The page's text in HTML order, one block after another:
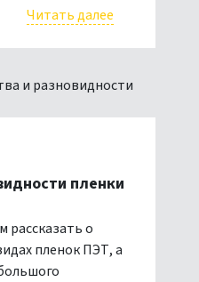
Читать далее
пленки
рассказать о
пленок ПЭТ, а